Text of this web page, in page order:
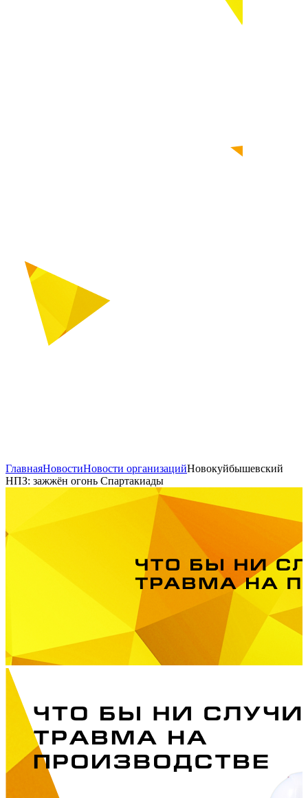
ГлавнаяНовостиНовости организацийНовокуйбышевский
НПЗ: зажжён огонь Спартакиады